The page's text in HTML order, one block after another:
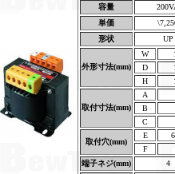
容量
単価
形状
UP
外形寸法(mm)
W
D
H
取付寸法(mm)
A
B
C
取付穴(mm)
E
F
端子ネジ(mm)
4